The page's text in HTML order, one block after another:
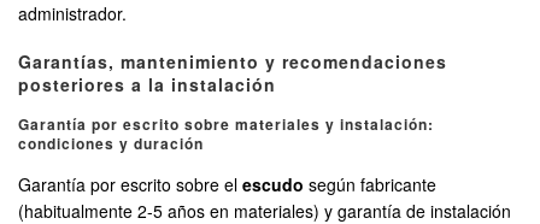
administrador.
Garantías, mantenimiento y recomendaciones
posteriores a la instalación
Garantía por escrito sobre materiales y instalación:
condiciones y duración
Garantía por escrito sobre el escudo según fabricante
(habitualmente 2-5 años en materiales) y garantía de instalación